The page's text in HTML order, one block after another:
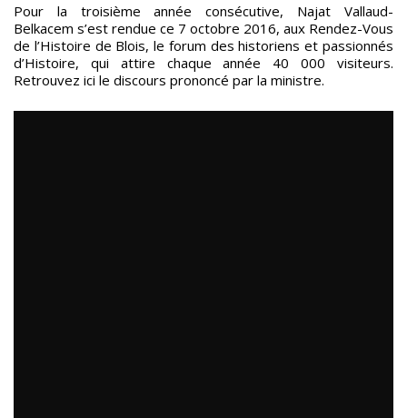
Pour la troisième année consécutive, Najat Vallaud-
Belkacem s’est rendue ce 7 octobre 2016, aux Rendez-Vous
de l’Histoire de Blois, le forum des historiens et passionnés
d’Histoire, qui attire chaque année 40 000 visiteurs.
Retrouvez ici le discours prononcé par la ministre.